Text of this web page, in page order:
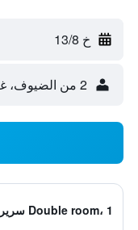
خ 13/8
2 من الضيوف، غرفة واحدة
Double room، 1 سرير كينغ